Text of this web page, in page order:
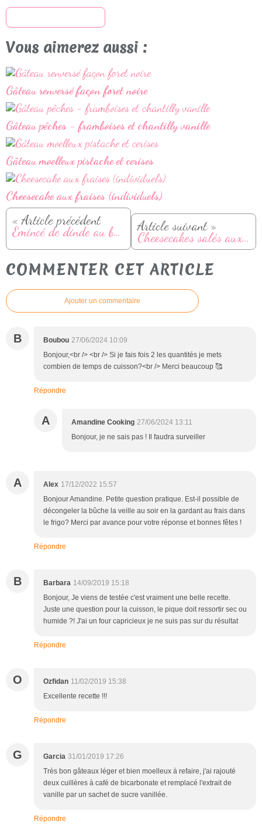
Vous aimerez aussi :
Gâteau renversé façon foret noire
Gâteau pêches - framboises et chantilly vanille
Gâteau moelleux pistache et cerises
Cheesecake aux fraises (individuels)
« Article précédent
Émincé de dinde au balsamique, tomates cerises et parmesan Article suivant »
Cheesecakes salés aux avocats et saumon
COMMENTER CET ARTICLE
Ajouter un commentaire
B Boubou 27/06/2024 10:09
Bonjour,<br /> <br /> Si je fais fois 2 les quantités je mets
combien de temps de cuisson?<br /> Merci beaucoup 🥰
Répondre
A Amandine Cooking 27/06/2024 13:11
Bonjour, je ne sais pas ! Il faudra surveiller
A Alex 17/12/2022 15:57
Bonjour Amandine. Petite question pratique. Est-il possible de
décongeler la bûche la veille au soir en la gardant au frais dans
le frigo? Merci par avance pour votre réponse et bonnes fêtes !
Répondre
B Barbara 14/09/2019 15:18
Bonjour, Je viens de testée c'est vraiment une belle recette.
Juste une question pour la cuisson, le pique doit ressortir sec ou
humide ?! J'ai un four capricieux je ne suis pas sur du résultat
Répondre
O Ozfidan 11/02/2019 15:38
Excellente recette !!!
Répondre
G Garcia 31/01/2019 17:26
Très bon gâteaux léger et bien moelleux à refaire, j'ai rajouté
deux cuillères à café de bicarbonate et remplacé l'extrait de
vanille par un sachet de sucre vanillée.
Répondre